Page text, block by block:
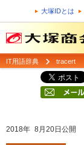
大塚IDとは
IT用語辞典 tracert
2018年 8月20日公開